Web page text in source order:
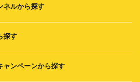
ネルから探す
探す
ャンペーンから探す